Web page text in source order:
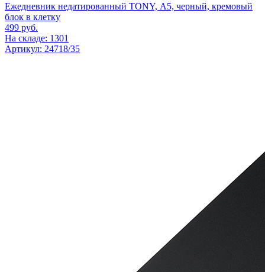
Ежедневник недатированный TONY, А5, черный, кремовый
блок в клетку
499 руб.
На складе: 1301
Артикул: 24718/35